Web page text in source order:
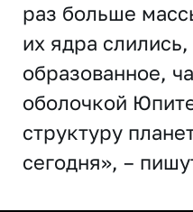
раз больше
их ядра
образованное,
оболочкой
структуру
сегодня», –